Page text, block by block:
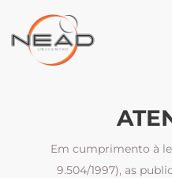
Em cumprimento à
9.504/1997), as